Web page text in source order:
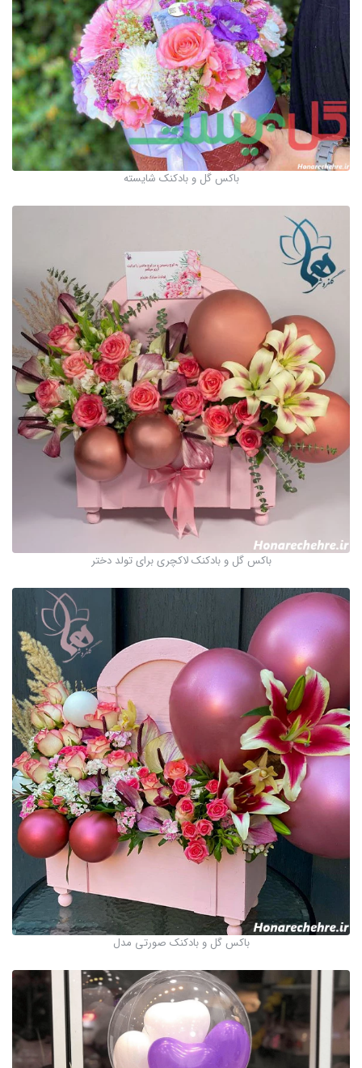
باکس گل و بادکنک شایسته
باکس گل و بادکنک لاکچری برای تولد دختر
باکس گل و بادکنک صورتی مدل